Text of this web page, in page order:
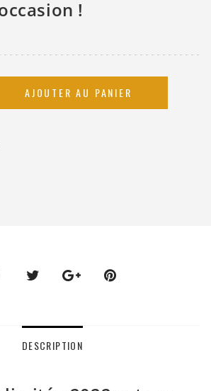
!
AJOUTER AU PANIER
DESCRIPTION